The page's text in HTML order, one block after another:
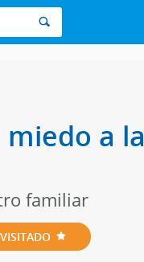
a la
familiar